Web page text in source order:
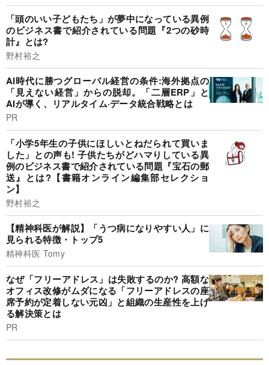
「頭のいい子どもたち」が夢中になっている異例
のビジネス書で紹介されている問題『2つの砂時
計』とは?
野村裕之
AI時代に勝つグローバル経営の条件:海外拠点の
「見えない経営」からの脱却。「二層ERP」と
AIが導く、リアルタイム·データ統合戦略とは
PR
「小学5年生の子供にほしいとねだられて買いま
した」との声も! 子供たちがどハマりしている異
例のビジネス書で紹介されている問題『宝石の郵
送』とは?【書籍オンライン編集部セレクショ
ン】
野村裕之
【精神科医が解説】「うつ病になりやすい人」に
見られる特徴・トップ5
精神科医 Tomy
なぜ「フリーアドレス」は失敗するのか? 高額な
オフィス改修がムダになる「フリーアドレスの座
席予約が定着しない元凶」と組織の生産性を上げ
る解決策とは
PR